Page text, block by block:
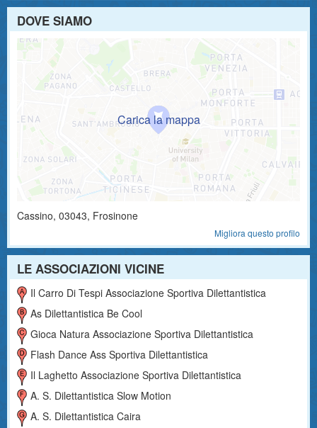
DOVE SIAMO
Cassino, 03043, Frosinone
Migliora questo profilo
LE ASSOCIAZIONI VICINE
Il Carro Di Tespi Associazione Sportiva Dilettantistica
As Dilettantistica Be Cool
Gioca Natura Associazione Sportiva Dilettantistica
Flash Dance Ass Sportiva Dilettantistica
Il Laghetto Associazione Sportiva Dilettantistica
A. S. Dilettantistica Slow Motion
A. S. Dilettantistica Caira